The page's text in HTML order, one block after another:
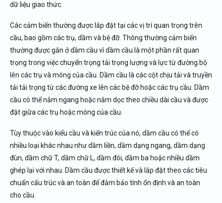
dữ liệu giao thức.
Các cảm biến thường được lắp đặt tại các vị trí quan trọng trên
cầu, bao gồm các trụ, dầm và bệ đỡ. Thông thường cảm biến
thường được gắn ở dầm cầu vì dầm cầu là một phần rất quan
trọng trong việc chuyển trọng tải trọng lượng và lực từ đường bộ
lên các trụ và móng của cầu. Dầm cầu là các cột chịu tải và truyền
tải tải trọng từ các đường xe lên các bệ đỡ hoặc các trụ cầu. Dầm
cầu có thể nằm ngang hoặc nằm dọc theo chiều dài cầu và được
đặt giữa các trụ hoặc móng của cầu.
Tùy thuộc vào kiểu cầu và kiến trúc của nó, dầm cầu có thể có
nhiều loại khác nhau như dầm liền, dầm dạng ngang, dầm dạng
đùn, dầm chữ T, dầm chữ L, dầm đôi, dầm ba hoặc nhiều dầm
ghép lại với nhau. Dầm cầu được thiết kế và lắp đặt theo các tiêu
chuẩn cấu trúc và an toàn để đảm bảo tính ổn định và an toàn
cho cầu.